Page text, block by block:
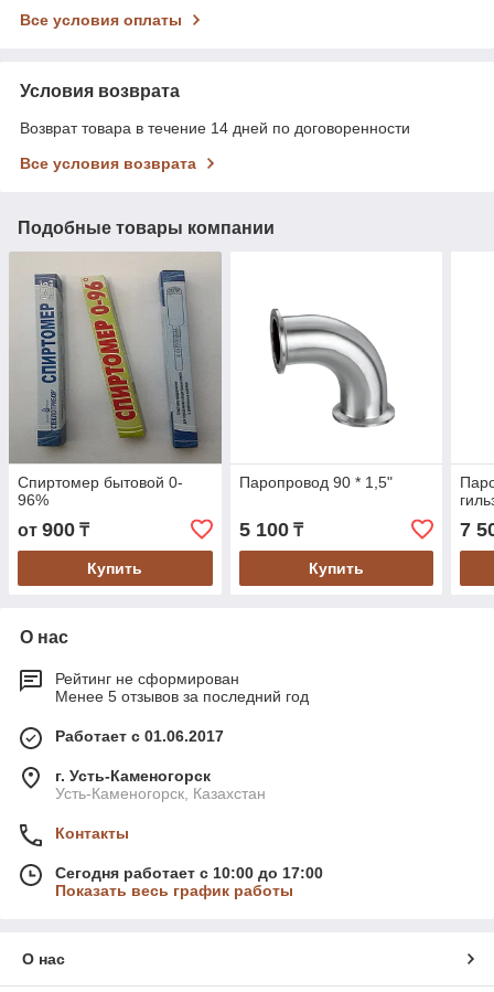
Все условия оплаты
Условия возврата
Возврат товара в течение 14 дней по договоренности
Все условия возврата
Подобные товары компании
Спиртомер бытовой 0-
96%
от 900 ₸
Купить
Паропровод 90 * 1,5"
5 100₸
Купить
7
О нас
Рейтинг не сформирован
Менее 5 отзывов за последний год
Работает с 01.06.2017
г. Усть-Каменогорск
Усть-Каменогорск, Казахстан
Контакты
Сегодня работает с 10:00 до 17:00
Показать весь график работы
О нас